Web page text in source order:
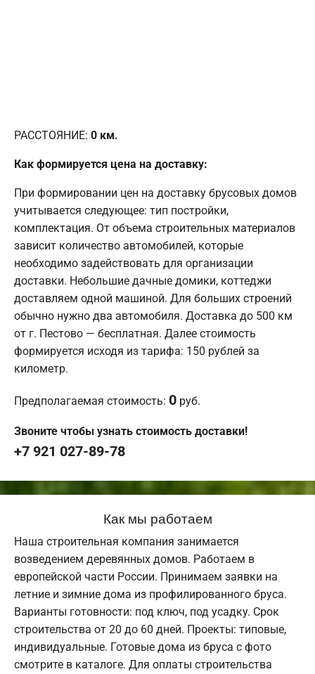
РАССТОЯНИЕ: 0 км.
Как формируется цена на доставку:
При формировании цен на доставку брусовых домов
учитывается следующее: тип постройки,
комплектация. От объема строительных материалов
зависит количество автомобилей, которые
необходимо задействовать для организации
доставки. Небольшие дачные домики, коттеджи
доставляем одной машиной. Для больших строений
обычно нужно два автомобиля. Доставка до 500 км
от г. Пестово — бесплатная. Далее стоимость
формируется исходя из тарифа: 150 рублей за
километр.
Предполагаемая стоимость: 0 руб.
Звоните чтобы узнать стоимость доставки!
+7 921 027-89-78
Как мы работаем
Наша строительная компания занимается
возведением деревянных домов. Работаем в
европейской части России. Принимаем заявки на
летние и зимние дома из профилированного бруса.
Варианты готовности: под ключ, под усадку. Срок
строительства от 20 до 60 дней. Проекты: типовые,
индивидуальные. Готовые дома из бруса с фото
смотрите в каталоге. Для оплаты строительства